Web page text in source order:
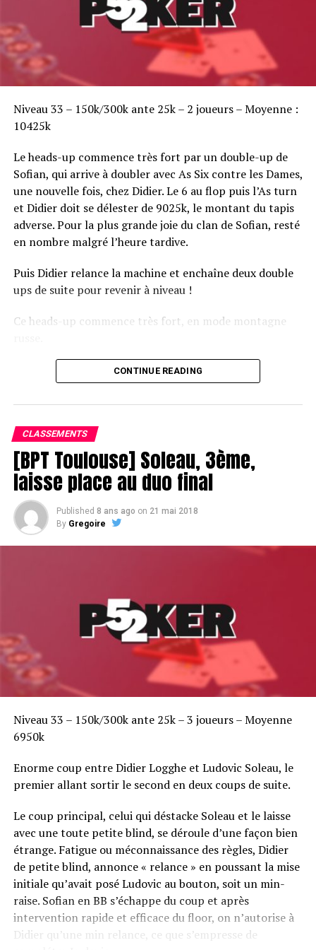
Niveau 33 – 150k/300k ante 25k – 2 joueurs – Moyenne :
10425k
Le heads-up commence très fort par un double-up de
Sofian, qui arrive à doubler avec As Six contre les Dames,
une nouvelle fois, chez Didier. Le 6 au flop puis l’As turn
et Didier doit se délester de 9025k, le montant du tapis
adverse. Pour la plus grande joie du clan de Sofian, resté
en nombre malgré l’heure tardive.
Puis Didier relance la machine et enchaîne deux double
ups de suite pour revenir à niveau !
Ce heads-up commence très fort, en mode montagne
Le champagne va réchauffer si les deux finalistes ne se décident pas !
CONTINUE READING
CLASSEMENTS
[BPT Toulouse] Soleau, 3ème,
laisse place au duo final
Published 8 ans ago on 21 mai 2018
By Gregoire
Niveau 33 – 150k/300k ante 25k – 3 joueurs – Moyenne
6950k
Enorme coup entre Didier Logghe et Ludovic Soleau, le
premier allant sortir le second en deux coups de suite.
Le coup principal, celui qui déstacke Soleau et le laisse
avec une toute petite blind, se déroule d’une façon bien
étrange. Fatigue ou méconnaissance des règles, Didier
de petite blind, annonce « relance » en poussant la mise
initiale qu’avait posé Ludovic au bouton, soit un min-
raise. Sofian en BB s’échappe du coup et après
intervention rapide et efficace du floor, on n’autorise à
Didier qu’une min relance, ce que s’empresse de